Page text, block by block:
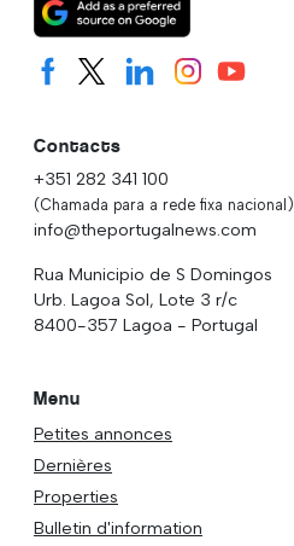
Contacts
+351 282 341 100
(Chamada para a rede fixa nacional)
info@theportugalnews.com
Rua Municipio de S Domingos
Urb. Lagoa Sol, Lote 3 r/c
8400-357 Lagoa - Portugal
Menu
Petites annonces
Dernières
Properties
Bulletin d'information